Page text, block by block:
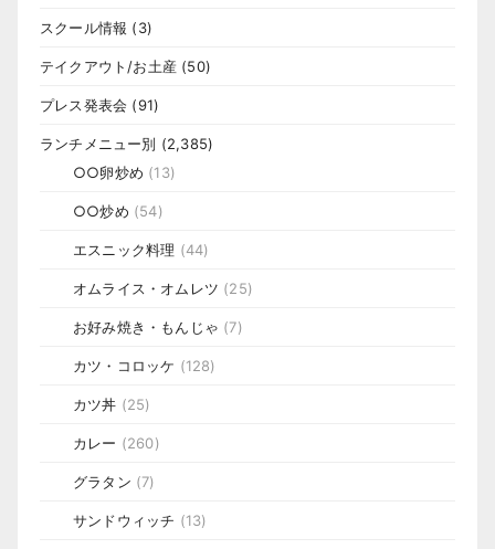
スクール情報 (3)
テイクアウト/お土産 (50)
プレス発表会 (91)
ランチメニュー別 (2,385)
○○卵炒め (13)
○○炒め (54)
エスニック料理 (44)
オムライス・オムレツ (25)
お好み焼き・もんじゃ (7)
カツ・コロッケ (128)
カツ丼 (25)
カレー (260)
グラタン (7)
サンドウィッチ (13)